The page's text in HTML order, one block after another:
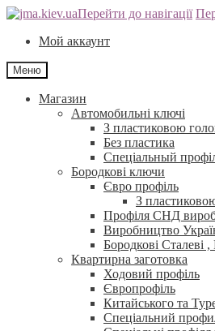
Перейти до навігації
Мой аккаунт
Меню
Магазин
Автомобильні ключі
З пластиковою
Без пластика
Спеціальный
Бородкові ключи
Євро профіль
З
Профіля СНД
Виробництво
Бородкові Сталеві ,
Квартирна заготовка
Ходовий профіль
Європрофіль
Китайського та
Спеціальний